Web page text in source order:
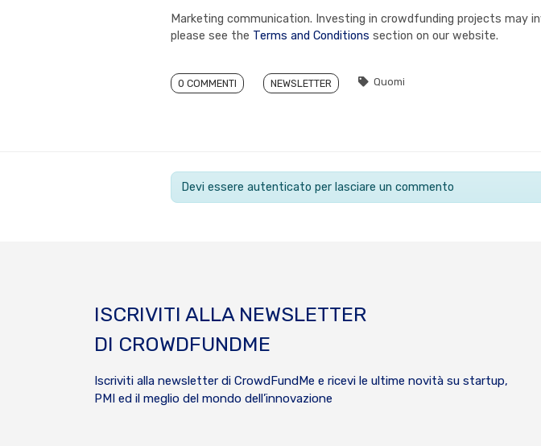
Marketing communication. Investing in crowdfunding projects
please see the Terms and Conditions section on our website.
0 COMMENTI NEWSLETTER Quomi
Devi essere autenticato per lasciare un commento
ISCRIVITI ALLA NEWSLETTER
DI CROWDFUNDME
Iscriviti alla newsletter di CrowdFundMe e ricevi le ultime novità su startup,
PMI ed il meglio del mondo dell’innovazione